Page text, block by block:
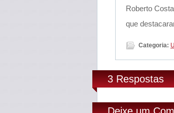
Roberto
que
Categoria:
3 Respostas